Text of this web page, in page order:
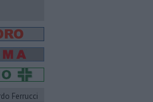
Ferrucci